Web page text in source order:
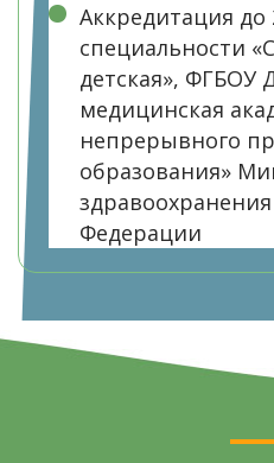
Аккредитация до
специальности
детская», ФГБОУ
медицинская
непрерывного
образования»
Федерации